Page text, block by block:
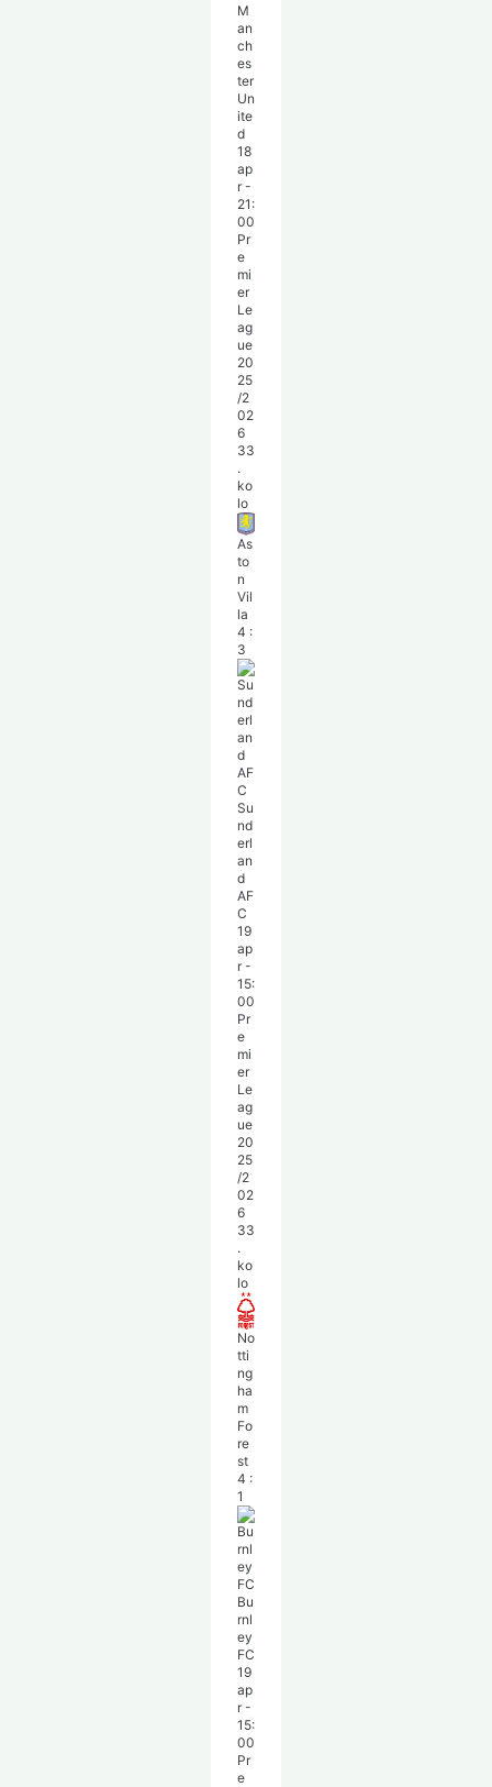
M
an
ch
es
ter
Un
ite
d
18
ap
r -
21:
00
Pr
e
mi
er
Le
ag
ue
20
25
/2
02
6
33
.
ko
lo
As
to
n
Vil
la
4 :
3
Su
nd
erl
an
d
AF
C
19
ap
r -
15:
00
Pr
e
mi
er
Le
ag
ue
20
25
/2
02
6
33
.
ko
lo
No
tti
ng
ha
m
Fo
re
st
4 :
1
Bu
rnl
ey
FC
19
ap
r -
15:
00
Pr
e